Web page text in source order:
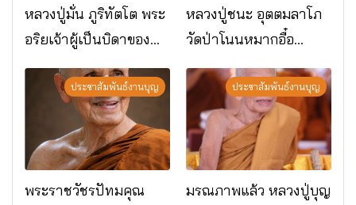
หลวงปู่มั่น ภูริทัตโต พระ
อริยเจ้าผู้เป็นบิดาของ
พระกรรมฐาน
หลวงปู่ชนะ อุตตมลาโภ
วัดป่าโนนหมากอื๋อ
อ.เมือง จ.มหาสารคาม
ประชาสัมพันธ์งานบุญ
พระราชวัชรปัทมคุณ
ประชาสัมพันธ์งานบุญ
มรณภาพแล้ว หลวงปู่บุญ